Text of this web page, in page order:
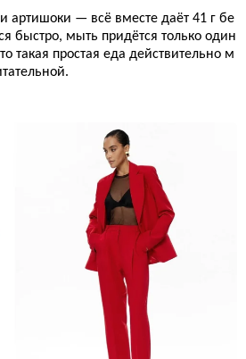
артишоки — всё вместе даёт 41 г бе
быстро, мыть придётся только один
такая простая еда действительно м